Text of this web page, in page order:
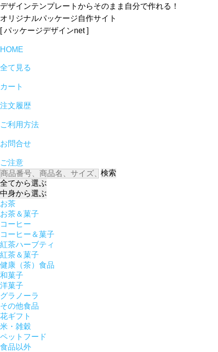
デザインテンプレートからそのまま自分で作れる！
オリジナルパッケージ自作サイト
[ パッケージデザインnet ]
HOME
全て見る
カート
注文履歴
ご利用方法
お問合せ
ご注意
検索
全てから選ぶ
中身から選ぶ
お茶
お茶＆菓子
コーヒー
コーヒー＆菓子
紅茶ハーブティ
紅茶＆菓子
健康（茶）食品
和菓子
洋菓子
グラノーラ
その他食品
花ギフト
米・雑穀
ペットフード
食品以外